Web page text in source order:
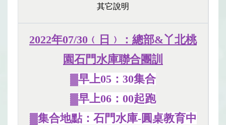
其它說明
2022年07/30﹙日﹚： 總部&丫北桃
園石門水庫聯合團訓
▓早上05：30集合
▓早上06：00起跑
▓集合地點： 石門水庫-圓桌教育中